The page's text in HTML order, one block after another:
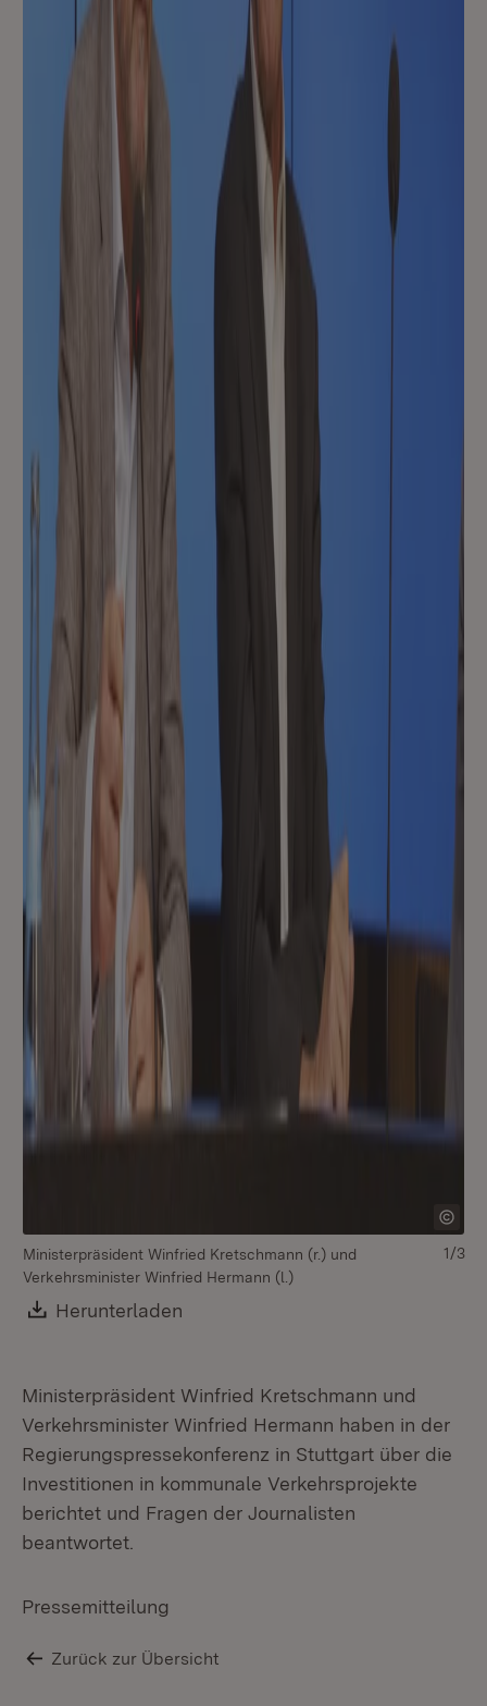
Ministerpräsident Winfried Kretschmann (r.) und
Verkehrsminister Winfried Hermann (l.)
Download:
Herunterladen
1/3
Ministerpräsident Winfried Kretschmann und
Verkehrsminister Winfried Hermann haben in der
Regierungspressekonferenz in Stuttgart über die
Investitionen in kommunale Verkehrsprojekte
berichtet und Fragen der Journalisten
beantwortet.
Pressemitteilung
Zurück zur Übersicht